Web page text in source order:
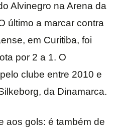
Alvinegro na Arena da
último a marcar contra
em Curitiba, foi
por 2 a 1. O
clube entre 2010 e
da Dinamarca.
aos gols: é também de